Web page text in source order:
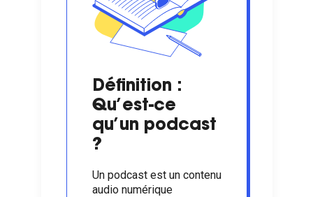
Définition :
Qu’est-ce
qu’un podcast
?
Un podcast est un contenu
audio numérique